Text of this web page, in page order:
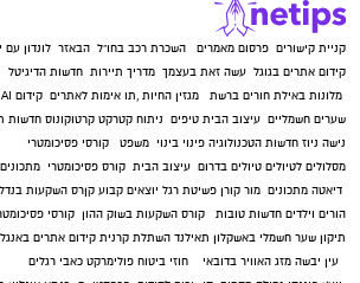
קניית קישורים פרסום מאמרים השכרת רכב בחו"ל הבאזר לונדון עם
קידום אתרים בגוגל עשה זאת בעצמך מדריך תיירות חדשות הדיגיטל
מלונות באילת חורים ברשת מגזין החיות ,תו אימות לאתרים קידום AI
שערים חשמליים עיצוב הבית טיפים ניתוח קטרקט קרטוקונוס חדשות
נישה ניוז חדשות הטכנולוגיה פינוי בינוי משפט
קורסי פסיכומטרי
מסלולים לטיולים טיולים בדרום עיצוב הבית קורס פסיכומטרי מתכונים
דיאטה מתכונים מור קורן פשיטת רגל יוצאים קבוע קןרס השקעות
הורים וילדים חדשות טובות קורס השקעות בשוק ההון קורסי
תיקון שער חשמלי באשקלון תאילנד השתלת קרנית קידום אתרים
עין יבשה מזג האוויר בדובאי חוזי ביטוח פולימרקט כאבי רגלים